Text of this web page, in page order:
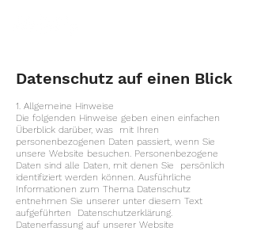
Datenschutz auf einen Blick
1. Allgemeine Hinweise
Die folgenden Hinweise geben einen einfachen
Überblick darüber, was mit Ihren
personenbezogenen Daten passiert, wenn Sie
unsere Website besuchen. Personenbezogene
Daten sind alle Daten, mit denen Sie persönlich
identifiziert werden können. Ausführliche
Informationen zum Thema Datenschutz
entnehmen Sie unserer unter diesem Text
aufgeführten Datenschutzerklärung.
Datenerfassung auf unserer Website